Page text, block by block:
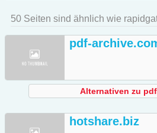
50 Seiten sind ähnlich wie
pdf-
Alternativen zu
hotshare.biz